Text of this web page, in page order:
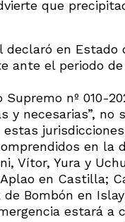
que
declaró en
ante el periodo
Supremo nº 010-
y necesarias”,
en la
Vítor, Yura y
en Castilla;
Bombón en
estará a